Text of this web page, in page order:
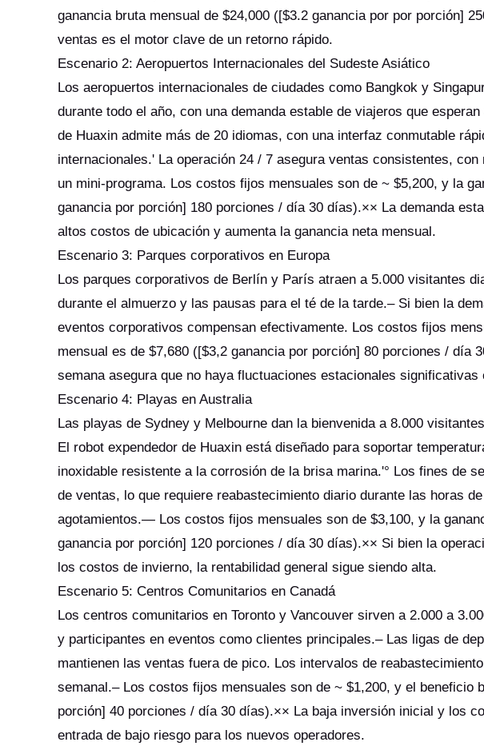
ganancia bruta mensual de $24,000 ([$3.2 ganancia por por porción]
ventas es el motor clave de un retorno rápido.
Escenario 2: Aeropuertos Internacionales del Sudeste Asiático
Los aeropuertos internacionales de ciudades como Bangkok y
durante todo el año, con una demanda estable de viajeros que
de Huaxin admite más de 20 idiomas, con una interfaz conmutable
internacionales.' La operación 24 / 7 asegura ventas consistentes,
un mini-programa. Los costos fijos mensuales son de ~ $5,200, y la
ganancia por porción] 180 porciones / día 30 días).×× La demanda
altos costos de ubicación y aumenta la ganancia neta mensual.
Escenario 3: Parques corporativos en Europa
Los parques corporativos de Berlín y París atraen a 5.000 visitantes
durante el almuerzo y las pausas para el té de la tarde.– Si bien la
eventos corporativos compensan efectivamente. Los costos fijos
mensual es de $7,680 ([$3,2 ganancia por porción] 80 porciones / día
semana asegura que no haya fluctuaciones estacionales significativas
Escenario 4: Playas en Australia
Las playas de Sydney y Melbourne dan la bienvenida a 8.000
El robot expendedor de Huaxin está diseñado para soportar
inoxidable resistente a la corrosión de la brisa marina.'° Los fines de
de ventas, lo que requiere reabastecimiento diario durante las horas
agotamientos.— Los costos fijos mensuales son de $3,100, y la
ganancia por porción] 120 porciones / día 30 días).×× Si bien la
los costos de invierno, la rentabilidad general sigue siendo alta.
Escenario 5: Centros Comunitarios en Canadá
Los centros comunitarios en Toronto y Vancouver sirven a 2.000 a
y participantes en eventos como clientes principales.– Las ligas de
mantienen las ventas fuera de pico. Los intervalos de
semanal.– Los costos fijos mensuales son de ~ $1,200, y el beneficio
porción] 40 porciones / día 30 días).×× La baja inversión inicial y los
entrada de bajo riesgo para los nuevos operadores.